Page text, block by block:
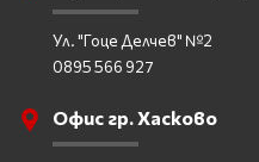
Ул. "Гоце Делчев" №2
0895 566 927
Офис гр. Хасково